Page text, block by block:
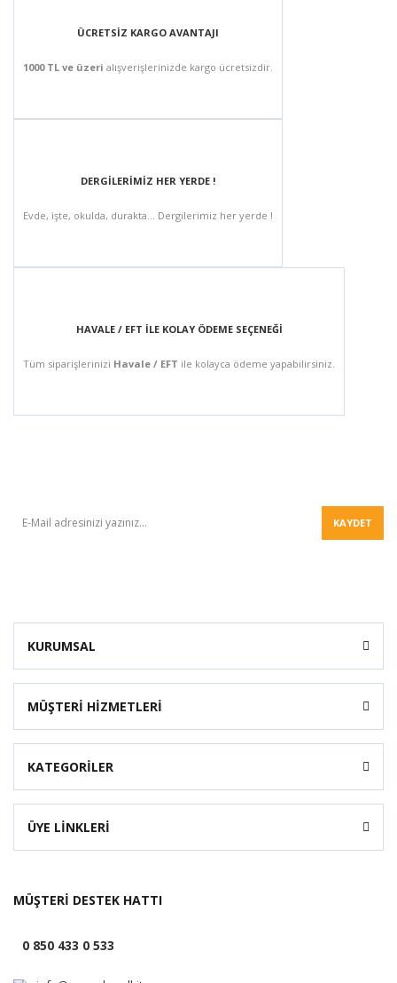
ÜCRETSİZ KARGO AVANTAJI
1000 TL ve üzeri alışverişlerinizde kargo ücretsizdir.
DERGİLERİMİZ HER YERDE !
Evde, işte, okulda, durakta... Dergilerimiz her yerde !
HAVALE / EFT İLE KOLAY ÖDEME SEÇENEĞİ
Tüm siparişlerinizi Havale / EFT ile kolayca ödeme yapabilirsiniz.
KAYDET
KURUMSAL
MÜŞTERİ HİZMETLERİ
KATEGORİLER
ÜYE LİNKLERİ
MÜŞTERİ DESTEK HATTI
0 850 433 0 533